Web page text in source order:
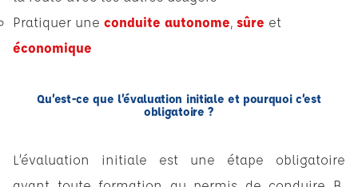
Pratiquer une conduite autonome, sûre et
économique
Qu’est-ce que l’évaluation initiale et pourquoi c’est
obligatoire ?
L’évaluation initiale est une étape obligatoire